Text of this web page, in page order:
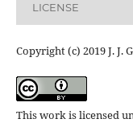
LICENSE
Copyright (c) 2019 J. J.
This work is licensed